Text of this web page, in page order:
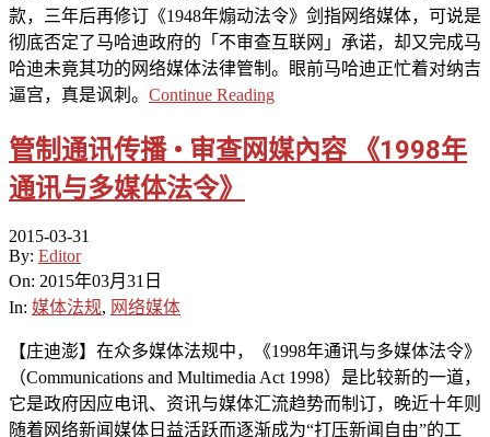
款，三年后再修订《1948年煽动法令》剑指网络媒体，可说是
彻底否定了马哈迪政府的「不审查互联网」承诺，却又完成马
哈迪未竟其功的网络媒体法律管制。眼前马哈迪正忙着对纳吉
逼宫，真是讽刺。 Continue Reading
管制通讯传播 • 审查网媒內容 《1998年
通讯与多媒体法令》
2015-03-31
By: Editor
On: 2015年03月31日
In: 媒体法规, 网络媒体
【庄迪澎】在众多媒体法规中，《1998年通讯与多媒体法令》
（Communications and Multimedia Act 1998）是比较新的一道，
它是政府因应电讯、资讯与媒体汇流趋势而制订，晚近十年则
随着网络新闻媒体日益活跃而逐渐成为“打压新闻自由”的工